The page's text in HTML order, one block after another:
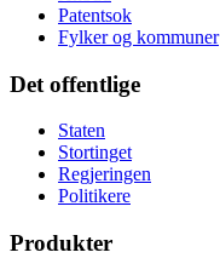
Patentsok
Fylker og kommuner
Det offentlige
Staten
Stortinget
Regjeringen
Politikere
Produkter